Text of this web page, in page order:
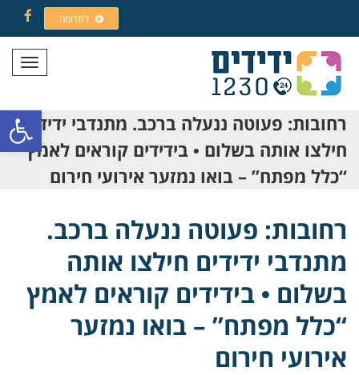
פתח
לתרומה
תפריט
רחובות: פעוטה ננעלה ברכב. מתנדבי ידידים
חילצו אותה בשלום • בידידים קוראים לאמץ
“כלל מפתח” – בואו נמזער אירועי חירום
רחובות: פעוטה ננעלה ברכב.
מתנדבי ידידים חילצו אותה
בשלום • בידידים קוראים לאמץ
“כלל מפתח” – בואו נמזער
אירועי חירום